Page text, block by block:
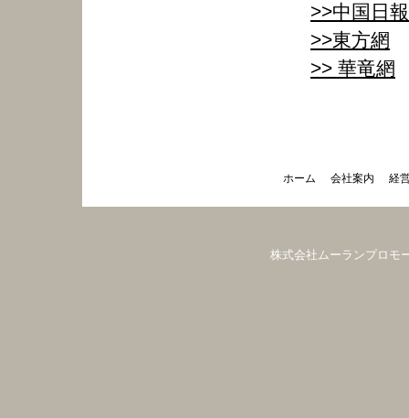
>>中国日
>>東方網
>> 華竜網
ホーム 会社案内 経
株式会社ムーランプロモ